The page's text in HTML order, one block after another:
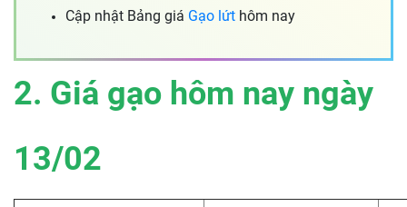
Cập nhật Bảng giá Gạo lứt hôm nay
2. Giá gạo hôm nay ngày
13/02